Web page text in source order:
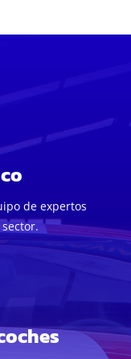
de expertos